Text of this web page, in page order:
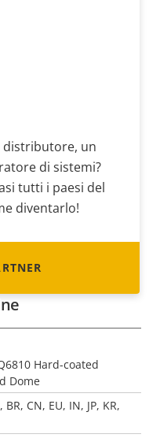
distributore, un
di sistemi?
tutti i paesi del
diventarlo!
Hard-coated
Dome
BR, CN, EU, IN, JP, KR,